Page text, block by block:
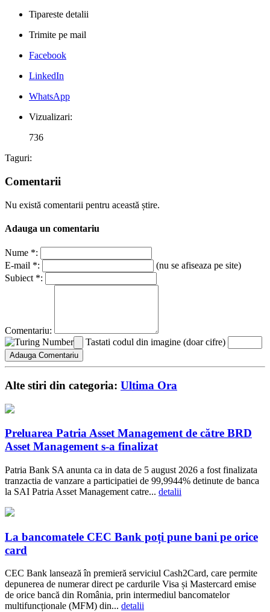
Tipareste detalii
Trimite pe mail
Facebook
LinkedIn
WhatsApp
Vizualizari:
736
Taguri:
Comentarii
Nu există comentarii pentru această știre.
Adauga un comentariu
Nume *:
E-mail *:
(nu se afiseaza pe site)
Subiect *:
Comentariu:
Tastati codul din imagine (doar cifre)
Alte stiri din categoria: Ultima Ora
Preluarea Patria Asset Management de către BRD
Asset Management s-a finalizat
Patria Bank SA anunta ca in data de 5 august 2026 a fost finalizata
tranzactia de vanzare a participatiei de 99,9944% detinute de banca
la SAI Patria Asset Management catre... detalii
La bancomatele CEC Bank poți pune bani pe orice
card
CEC Bank lansează în premieră serviciul Cash2Card, care permite
depunerea de numerar direct pe cardurile Visa și Mastercard emise
de orice bancă din România, prin intermediul bancomatelor
multifuncționale (MFM) din... detalii